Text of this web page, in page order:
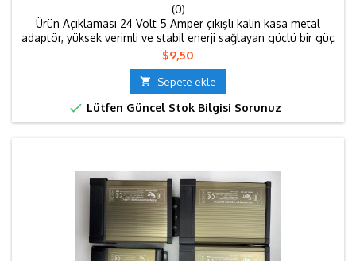
(0)
Ürün Açıklaması 24 Volt 5 Amper çıkışlı kalın kasa metal
adaptör, yüksek verimli ve stabil enerji sağlayan güçlü bir güç
kaynağıdır. Dayanıklı metal gövdesi sayesinde uzun ömürlü
kullanım sunar ve ısıyı dengeli şekilde dağıtarak performans
kaybını önler. 24V ile çalışan LED sistemler, otomasyon
projeleri ve endüstriyel uygulamalar için güvenle tercih...
Fiyat
$9,50
 Sepete ekle
 Lütfen Güncel Stok Bilgisi Sorunuz